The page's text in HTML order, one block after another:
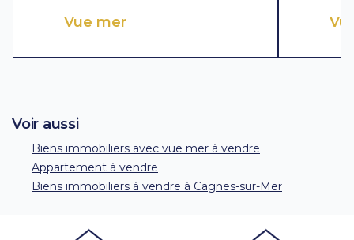
Vue mer
Voir aussi
Biens immobiliers avec vue mer à vendre
Appartement à vendre
Biens immobiliers à vendre à Cagnes-sur-Mer